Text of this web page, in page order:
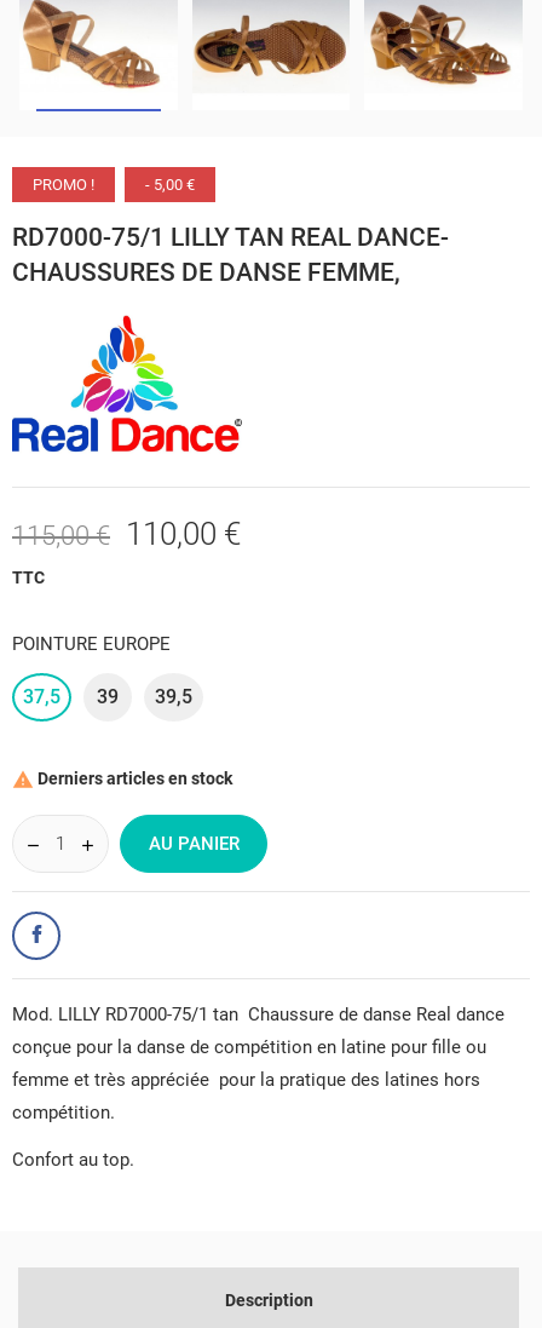
PROMO ! - 5,00 €
RD7000-75/1 LILLY TAN REAL DANCE-
CHAUSSURES DE DANSE FEMME,
115,00 € 110,00 €
TTC
POINTURE EUROPE
37,5 39 39,5
 Derniers articles en stock
AU PANIER
Mod. LILLY RD7000-75/1 tan Chaussure de danse Real dance
conçue pour la danse de compétition en latine pour fille ou
femme et très appréciée pour la pratique des latines hors
compétition.
Confort au top.
Description